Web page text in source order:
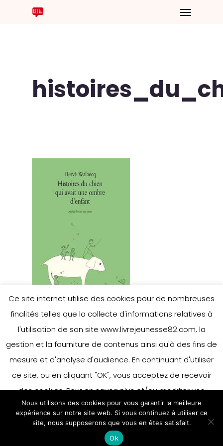
Leave a Reply
You must belogged into post a
comment.
Ce site internet utilise des cookies pour de nombreuses
finalités telles que la collecte d'informations relatives à
l'utilisation de son site www.livrejeunesse82.com, la
gestion et la fourniture de contenus ainsi qu'à des fins de
mesure et d'analyse d'audience. En continuant d'utiliser
ce site, ou en cliquant "OK", vous acceptez de recevoir
des cookies. Pour en savoir plus et/ou modifier vos
préférences en matière de cookies, merci de vous référer
à notre politique sur les cookies.
Accepter
En savoir plus
Nous utilisons des cookies pour vous garantir la meilleure
expérience sur notre site web. Si vous continuez à utiliser ce
site, nous supposerons que vous en êtes satisfait.
Ok